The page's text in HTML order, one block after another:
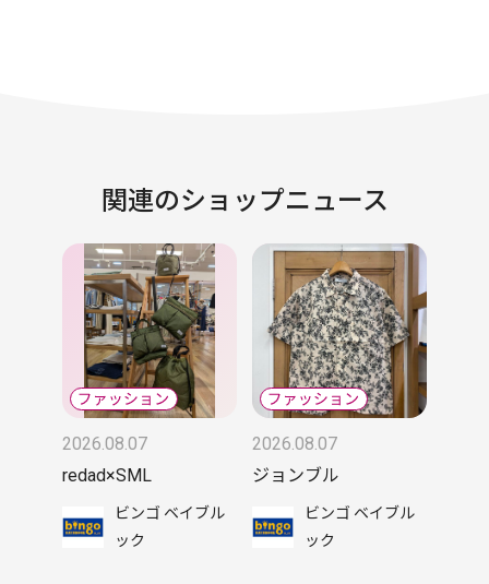
関連のショップニュース
2026.08.07
redad×SML
ビンゴ ベイブル
ック
2026.08.07
ジョンブル
ビンゴ ベイブル
ック